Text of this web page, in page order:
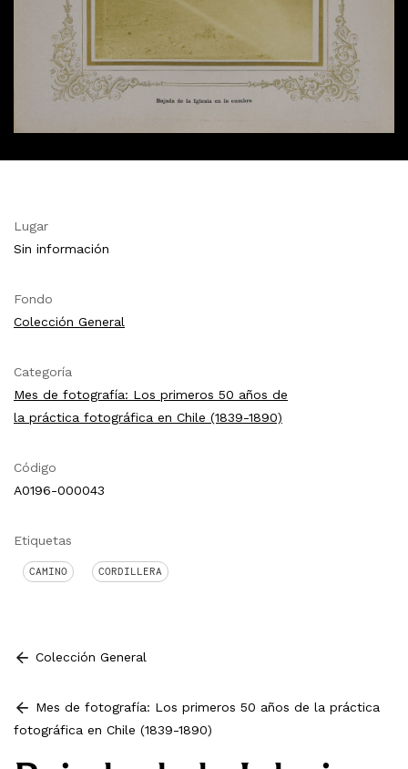
Lugar
Sin información
Fondo
Colección General
Categoría
Mes de fotografía: Los primeros 50 años de
la práctica fotográfica en Chile (1839-1890)
Código
A0196-000043
Etiquetas
CAMINO CORDILLERA
Colección General
Mes de fotografía: Los primeros 50 años de la práctica
fotográfica en Chile (1839-1890)